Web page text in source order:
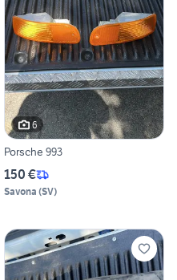
6
Porsche 993
150 €
Savona (SV)